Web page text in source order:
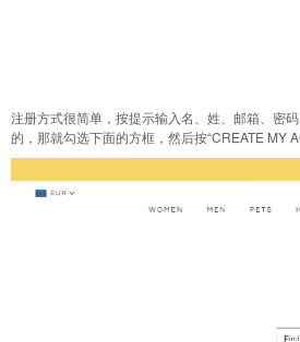
注册方式很简单，按提示输入名、姓、邮箱、密
的，那就勾选下面的方框，然后按“CREATE MY